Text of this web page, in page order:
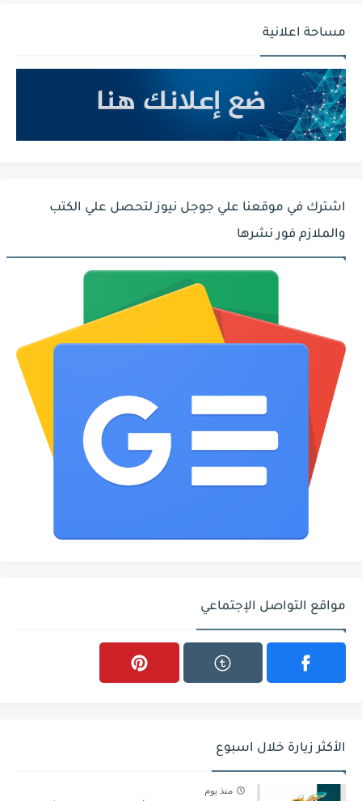
مساحة اعلانية
اشترك في موقعنا علي جوجل نيوز لتحصل علي الكتب
والملازم فور نشرها
مواقع التواصل الإجتماعي
الأكثر زيارة خلال اسبوع
منذ يوم